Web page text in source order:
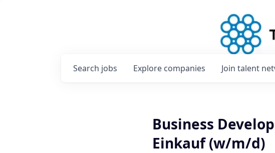
Search jobs Explore companies Join talent
Business
Einkauf (w/m/d)